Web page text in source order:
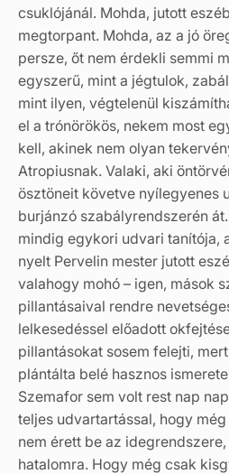
csuklójánál. Mohda, jutott
megtorpant. Mohda, az a jó
persze, őt nem érdekli semmi
egyszerű, mint a jégtulok,
mint ilyen, végtelenül
el a trónörökös, nekem most
kell, akinek nem olyan
Atropiusnak. Valaki, aki
ösztöneit követve nyílegyenes
burjánzó szabályrendszerén
mindig egykori udvari tanítója,
nyelt Pervelin mester jutott
valahogy mohó – igen, mások
pillantásaival rendre
lelkesedéssel előadott
pillantásokat sosem felejti,
plántálta belé hasznos
Szemafor sem volt rest nap
teljes udvartartással, hogy
nem érett be az
hatalomra. Hogy még csak